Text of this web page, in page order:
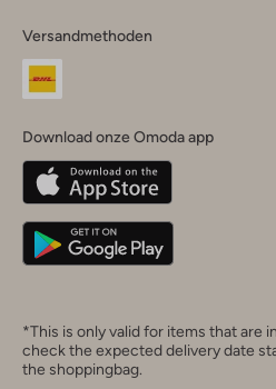
dein
Land
Belgique(Français)
Deutschland
Versandmethoden
Download onze Omoda app
*This is only valid for items that are
check the expected delivery date
the shoppingbag.